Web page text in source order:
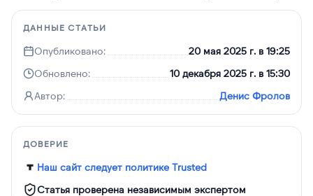
ДАННЫЕ СТАТЬИ
Опубликовано:
20 мая 2025 г. в 19:25
Обновлено:
10 декабря 2025 г. в 15:30
Автор:
Денис Фролов
ДОВЕРИЕ
Наш сайт следует политике Trusted
Статья проверена независимым экспертом